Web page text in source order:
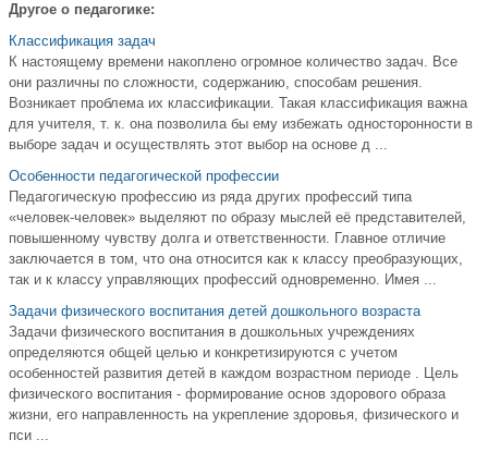
Другое о педагогике:
Классификация задач
К настоящему времени накоплено огромное количество задач. Все
они различны по сложности, содержанию, способам решения.
Возникает проблема их классификации. Такая классификация важна
для учителя, т. к. она позволила бы ему избежать односторонности в
выборе задач и осуществлять этот выбор на основе д ...
Особенности педагогической профессии
Педагогическую профессию из ряда других профессий типа
«человек-человек» выделяют по образу мыслей её представителей,
повышенному чувству долга и ответственности. Главное отличие
заключается в том, что она относится как к классу преобразующих,
так и к классу управляющих профессий одновременно. Имея ...
Задачи физического воспитания детей дошкольного возраста
Задачи физического воспитания в дошкольных учреждениях
определяются общей целью и конкретизируются с учетом
особенностей развития детей в каждом возрастном периоде . Цель
физического воспитания - формирование основ здорового образа
жизни, его направленность на укрепление здоровья, физического и
пси ...